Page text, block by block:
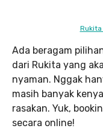
Rukita
Ada beragam
dari Rukita yang
nyaman. Nggak
masih banyak
rasakan. Yuk,
secara online!